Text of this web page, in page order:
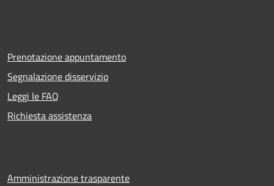
Prenotazione appuntamento
Segnalazione disservizio
Leggi le FAQ
Richiesta assistenza
Amministrazione trasparente